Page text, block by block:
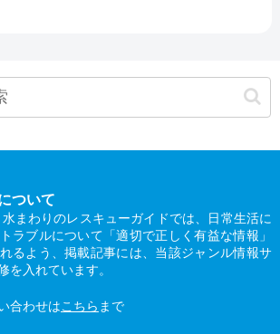
ついて
まわりのレスキューガイドでは、日常生活に
ラブルについて「適切で正しく有益な情報」
るよう、掲載記事には、当該ジャンル情報サ
を入れています。
合わせはこちら まで